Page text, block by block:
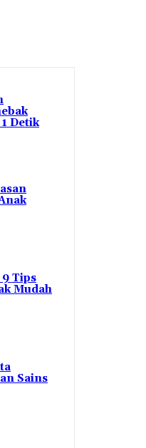
Detik
Tips
Mudah
Sains